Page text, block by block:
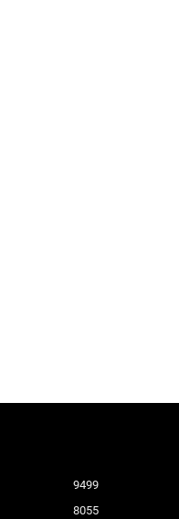
9499
8055